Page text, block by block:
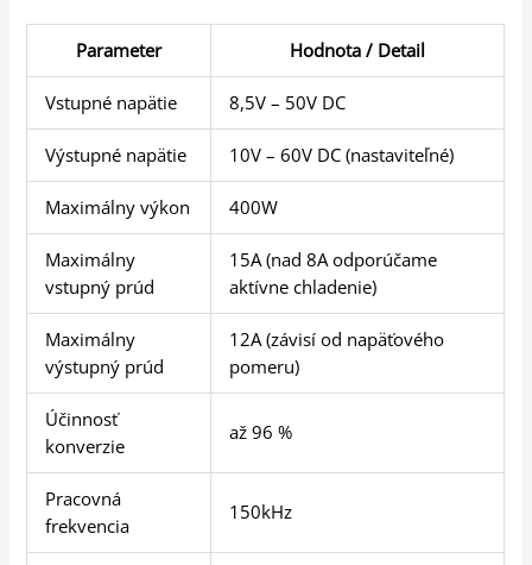
Parameter Hodnota / Detail
Vstupné napätie 8,5V – 50V DC
Výstupné napätie 10V – 60V DC (nastaviteľné)
Maximálny výkon 400W
Maximálny
vstupný prúd
15A (nad 8A odporúčame
aktívne chladenie)
Maximálny
výstupný prúd
12A (závisí od napäťového
pomeru)
Účinnosť
konverzie
až 96 %
Pracovná
frekvencia
150kHz